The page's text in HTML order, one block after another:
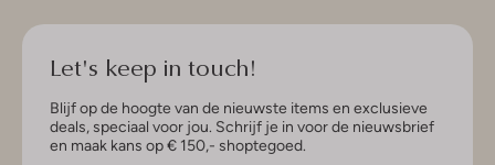
Let's keep in touch!
Blijf op de hoogte van de nieuwste items en exclusieve
deals, speciaal voor jou. Schrijf je in voor de nieuwsbrief
en maak kans op € 150,- shoptegoed.